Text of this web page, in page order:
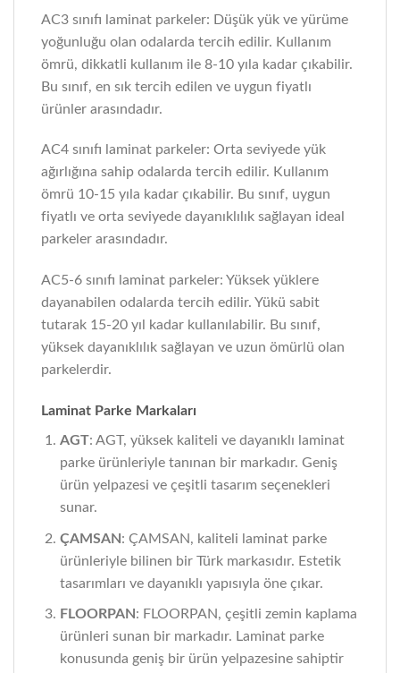
AC3 sınıfı laminat parkeler: Düşük yük ve yürüme
yoğunluğu olan odalarda tercih edilir. Kullanım
ömrü, dikkatli kullanım ile 8-10 yıla kadar çıkabilir.
Bu sınıf, en sık tercih edilen ve uygun fiyatlı
ürünler arasındadır.
AC4 sınıfı laminat parkeler: Orta seviyede yük
ağırlığına sahip odalarda tercih edilir. Kullanım
ömrü 10-15 yıla kadar çıkabilir. Bu sınıf, uygun
fiyatlı ve orta seviyede dayanıklılık sağlayan ideal
parkeler arasındadır.
AC5-6 sınıfı laminat parkeler: Yüksek yüklere
dayanabilen odalarda tercih edilir. Yükü sabit
tutarak 15-20 yıl kadar kullanılabilir. Bu sınıf,
yüksek dayanıklılık sağlayan ve uzun ömürlü olan
parkelerdir.
Laminat Parke Markaları
AGT: AGT, yüksek kaliteli ve dayanıklı laminat
parke ürünleriyle tanınan bir markadır. Geniş
ürün yelpazesi ve çeşitli tasarım seçenekleri
sunar.
ÇAMSAN: ÇAMSAN, kaliteli laminat parke
ürünleriyle bilinen bir Türk markasıdır. Estetik
tasarımları ve dayanıklı yapısıyla öne çıkar.
FLOORPAN : FLOORPAN, çeşitli zemin kaplama
ürünleri sunan bir markadır. Laminat parke
konusunda geniş bir ürün yelpazesine sahiptir